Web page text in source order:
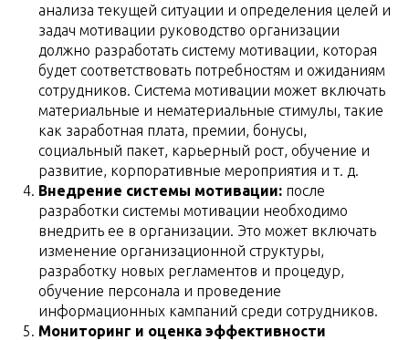
анализа текущей ситуации и определения целей и
задач мотивации руководство организации
должно разработать систему мотивации, которая
будет соответствовать потребностям и ожиданиям
сотрудников. Система мотивации может включать
материальные и нематериальные стимулы, такие
как заработная плата, премии, бонусы,
социальный пакет, карьерный рост, обучение и
развитие, корпоративные мероприятия и т. д.
Внедрение системы мотивации: после
разработки системы мотивации необходимо
внедрить ее в организации. Это может включать
изменение организационной структуры,
разработку новых регламентов и процедур,
обучение персонала и проведение
информационных кампаний среди сотрудников.
Мониторинг и оценка эффективности